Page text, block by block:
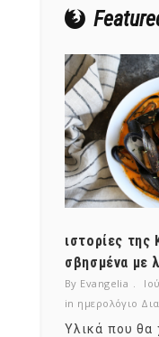
ιστορίες της
σβησμένα με
By Evangelia
in ημερολόγιο
Υλικά που θα